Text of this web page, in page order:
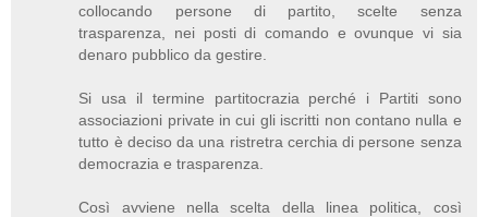
collocando persone di partito, scelte senza
trasparenza, nei posti di comando e ovunque vi sia
denaro pubblico da gestire.
Si usa il termine partitocrazia perché i Partiti sono
associazioni private in cui gli iscritti non contano nulla e
tutto è deciso da una ristretra cerchia di persone senza
democrazia e trasparenza.
Così avviene nella scelta della linea politica, così